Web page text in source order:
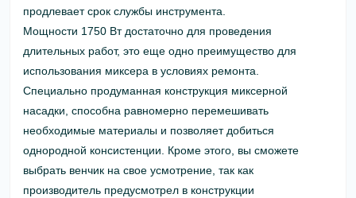
продлевает срок службы инструмента.
Мощности 1750 Вт достаточно для проведения
длительных работ, это еще одно преимущество для
использования миксера в условиях ремонта.
Специально продуманная конструкция миксерной
насадки, способна равномерно перемешивать
необходимые материалы и позволяет добиться
однородной консистенции. Кроме этого, вы сможете
выбрать венчик на свое усмотрение, так как
производитель предусмотрел в конструкции